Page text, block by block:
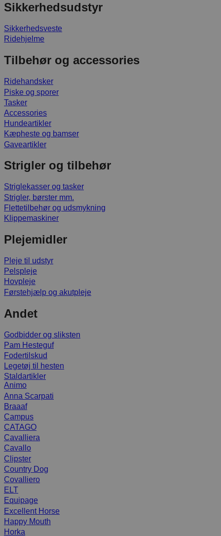
Sikkerhedsudstyr
Sikkerhedsveste
Ridehjelme
Tilbehør og accessories
Ridehandsker
Piske og sporer
Tasker
Accessories
Hundeartikler
Kæpheste og bamser
Gaveartikler
Strigler og tilbehør
Striglekasser og tasker
Strigler, børster mm.
Flettetilbehør og udsmykning
Klippemaskiner
Plejemidler
Pleje til udstyr
Pelspleje
Hovpleje
Førstehjælp og akutpleje
Andet
Godbidder og sliksten
Pam Hesteguf
Fodertilskud
Legetøj til hesten
Staldartikler
Animo
Anna Scarpati
Braaaf
Campus
CATAGO
Cavalliera
Cavallo
Clipster
Country Dog
Covalliero
ELT
Equipage
Excellent Horse
Happy Mouth
Horka